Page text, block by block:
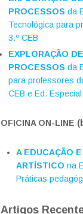
PROCESSOS da
Tecnológica para
3.º CEB
EXPLORAÇÃO
PROCESSOS da
para professores
CEB e Ed. Especial
OFICINA ON-LINE
A EDUCAÇÃO
ARTÍSTICO na
Práticas
Artigos